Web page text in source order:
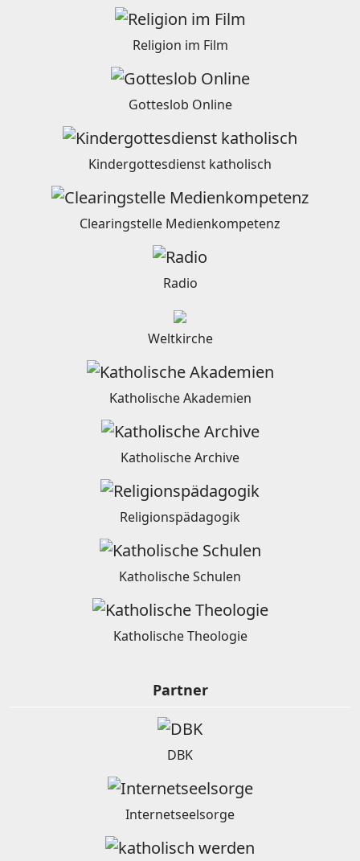
Religion im Film
Gotteslob Online
Kindergottesdienst katholisch
Clearingstelle Medienkompetenz
Radio
Weltkirche
Katholische Akademien
Katholische Archive
Religionspädagogik
Katholische Schulen
Katholische Theologie
Partner
DBK
Internetseelsorge